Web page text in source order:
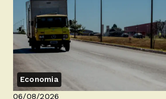
Economia
06/08/2026